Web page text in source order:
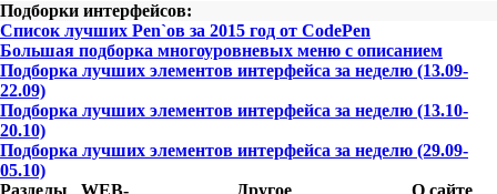
Подборки интерфейсов:
Список лучших Pen`ов за 2015 год от CodePen
Большая подборка многоуровневых меню с описанием
Подборка лучших элементов интерфейса за неделю (13.09-
22.09)
Подборка лучших элементов интерфейса за неделю (13.10-
20.10)
Подборка лучших элементов интерфейса за неделю (29.09-
05.10)
Разделы
WEB-
Другое О сайте